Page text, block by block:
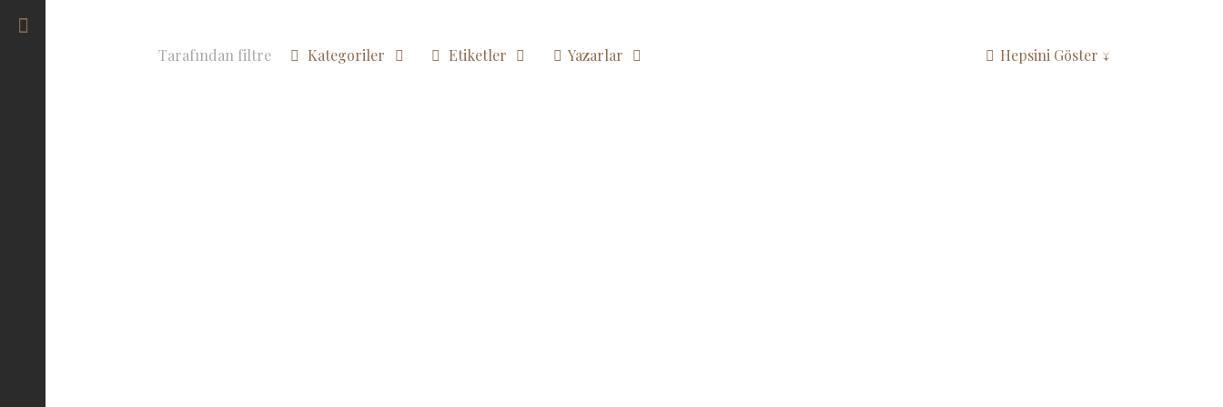
Tarafından filtre Kategoriler Etiketler Yazarlar Hepsini Göster ↓